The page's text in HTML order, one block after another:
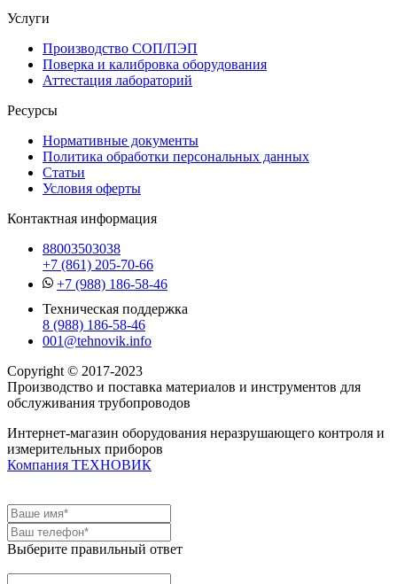
Услуги
Производство СОП/ПЭП
Поверка и калибровка оборудования
Аттестация лабораторий
Ресурсы
Нормативные документы
Политика обработки персональных данных
Статьи
Условия оферты
Контактная информация
88003503038
+7 (861) 205-70-66
+7 (988) 186-58-46
Техническая поддержка
8 (988) 186-58-46
001@tehnovik.info
Copyright © 2017-2023
Производство и поставка материалов и инструментов для
обслуживания трубопроводов
Интернет-магазин оборудования неразрушающего контроля и
измерительных приборов
Компания ТЕХНОВИК
Выберите правильный ответ